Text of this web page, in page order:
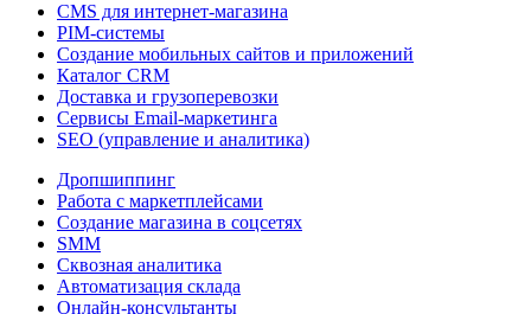
CMS для интернет-магазина
PIM-системы
Создание мобильных сайтов и приложений
Каталог CRM
Доставка и грузоперевозки
Сервисы Email-маркетинга
SEO (управление и аналитика)
Дропшиппинг
Работа с маркетплейсами
Создание магазина в соцсетях
SMM
Сквозная аналитика
Автоматизация склада
Онлайн-консультанты